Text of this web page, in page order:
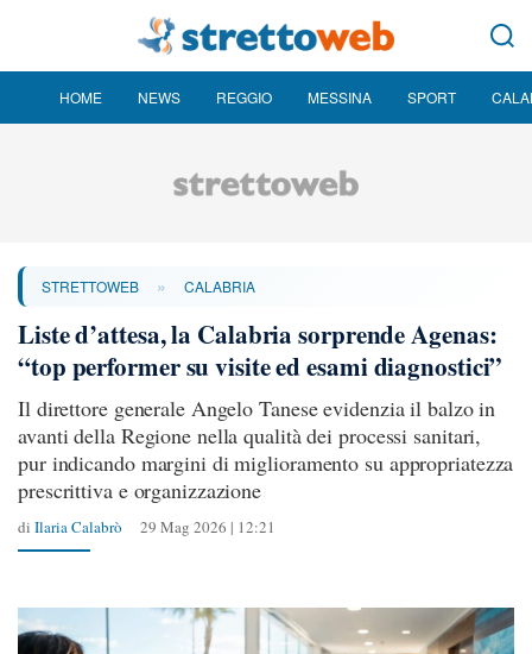
HOME NEWS REGGIO MESSINA SPORT
STRETTOWEB » CALABRIA
Liste d’attesa, la Calabria sorprende Agenas:
“top performer su visite ed esami diagnostici”
Il direttore generale Angelo Tanese evidenzia il balzo in
avanti della Regione nella qualità dei processi sanitari,
pur indicando margini di miglioramento su appropriatezza
prescrittiva e organizzazione
di Ilaria Calabrò 29 Mag 2026 | 12:21